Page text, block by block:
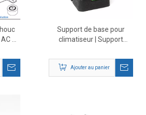
–
pour
Support de base pour
climatiseur | Support
caoutchouc
Ajouter au panier